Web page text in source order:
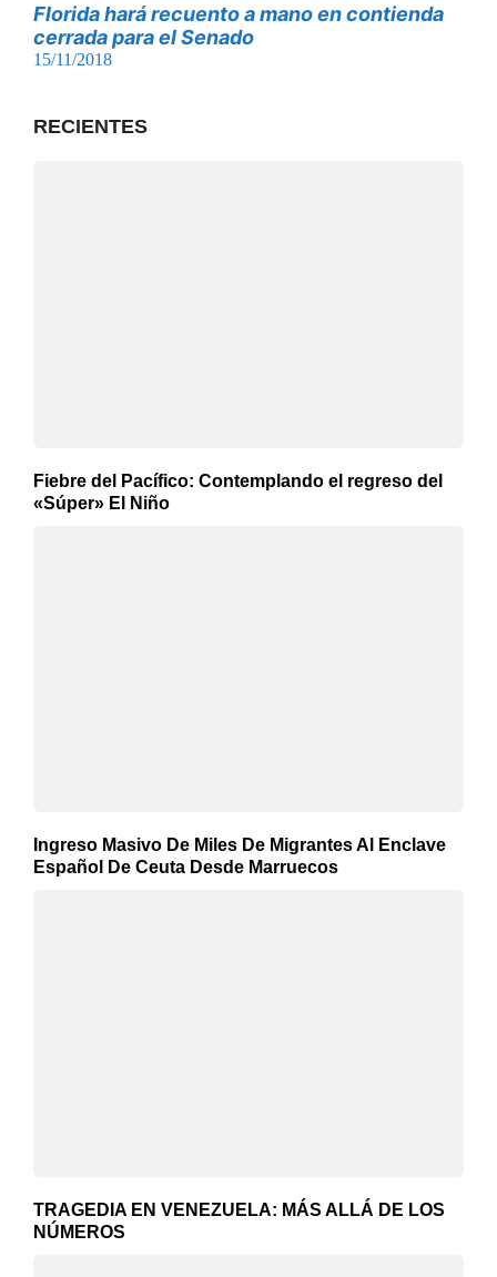
Florida hará recuento a mano en contienda
cerrada para el Senado
15/11/2018
RECIENTES
Fiebre del Pacífico: Contemplando el regreso del
«Súper» El Niño
Ingreso Masivo De Miles De Migrantes Al Enclave
Español De Ceuta Desde Marruecos
TRAGEDIA EN VENEZUELA: MÁS ALLÁ DE LOS
NÚMEROS